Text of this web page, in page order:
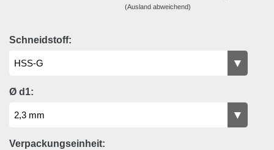
(Ausland abweichend)
Schneidstoff:
Ø d1:
Verpackungseinheit: